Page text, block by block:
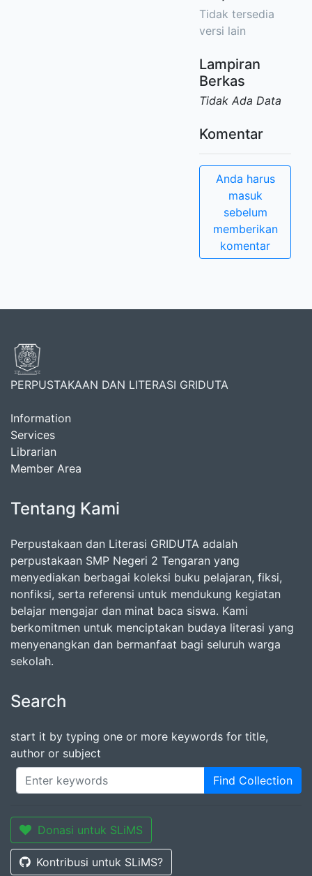
Tidak tersedia
versi lain
Lampiran
Berkas
Tidak Ada Data
Komentar
Anda harus
masuk
sebelum
memberikan
komentar
PERPUSTAKAAN DAN LITERASI GRIDUTA
Information
Services
Librarian
Member Area
Tentang Kami
Perpustakaan dan Literasi GRIDUTA adalah
perpustakaan SMP Negeri 2 Tengaran yang
menyediakan berbagai koleksi buku pelajaran, fiksi,
nonfiksi, serta referensi untuk mendukung kegiatan
belajar mengajar dan minat baca siswa. Kami
berkomitmen untuk menciptakan budaya literasi yang
menyenangkan dan bermanfaat bagi seluruh warga
sekolah.
Search
start it by typing one or more keywords for title,
author or subject
Find Collection
Donasi untuk SLiMS
Kontribusi untuk SLiMS?